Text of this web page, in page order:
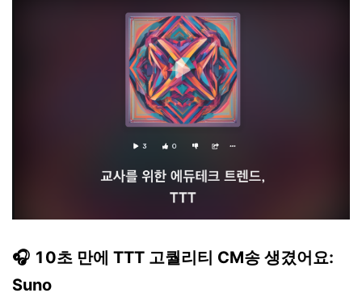
🎧 10초 만에 TTT 고퀄리티 CM송 생겼어요:
Suno